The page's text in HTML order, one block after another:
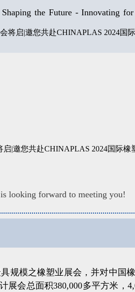
the Future - Innovating
looking forward to meeting you!
模之橡塑业展会，并对中国
会总面积380,000多平方米，